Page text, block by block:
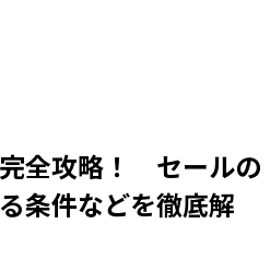
全攻略！ セールの
条件などを徹底解